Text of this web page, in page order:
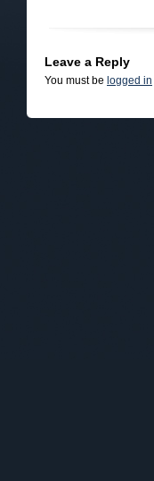
Leave a Reply
You must be logged in